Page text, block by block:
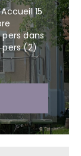
15
dans
pers (2)